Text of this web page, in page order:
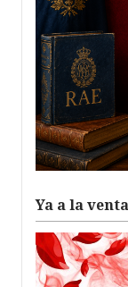
Ya a la venta